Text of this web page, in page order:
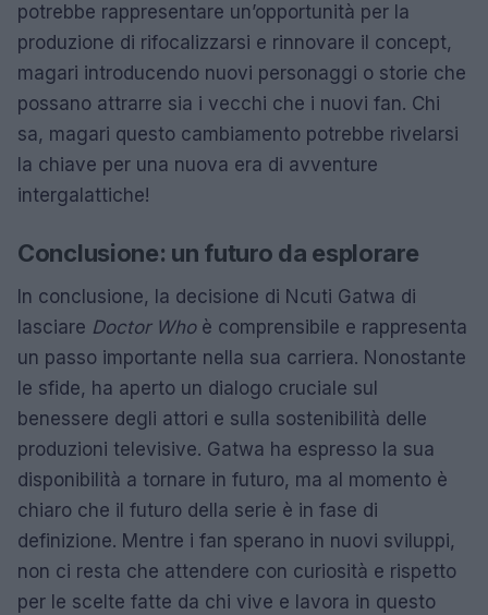
potrebbe rappresentare un’opportunità per la
produzione di rifocalizzarsi e rinnovare il concept,
magari introducendo nuovi personaggi o storie che
possano attrarre sia i vecchi che i nuovi fan. Chi
sa, magari questo cambiamento potrebbe rivelarsi
la chiave per una nuova era di avventure
intergalattiche!
Conclusione: un futuro da esplorare
In conclusione, la decisione di Ncuti Gatwa di
lasciare Doctor Whoè comprensibile e rappresenta
un passo importante nella sua carriera. Nonostante
le sfide, ha aperto un dialogo cruciale sul
benessere degli attori e sulla sostenibilità delle
produzioni televisive. Gatwa ha espresso la sua
disponibilità a tornare in futuro, ma al momento è
chiaro che il futuro della serie è in fase di
definizione. Mentre i fan sperano in nuovi sviluppi,
non ci resta che attendere con curiosità e rispetto
per le scelte fatte da chi vive e lavora in questo